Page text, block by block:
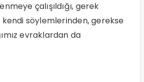
çalışıldığı, gerek
kendi söylemlerinden, gerekse
evraklardan da